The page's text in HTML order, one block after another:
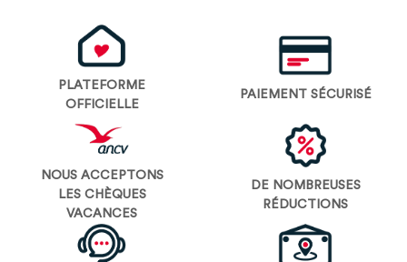
PLATEFORME
OFFICIELLE
PAIEMENT SÉCURISÉ
NOUS ACCEPTONS
LES CHÈQUES
VACANCES
DE NOMBREUSES
RÉDUCTIONS